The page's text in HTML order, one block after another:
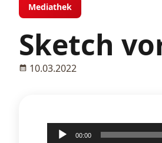
Mediathek
Sketch
10.03.2022
Audio-00:00